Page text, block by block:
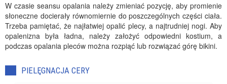
W czasie seansu opalania należy zmieniać pozycję, aby promienie
słoneczne docierały równomiernie do poszczególnych części ciała.
Trzeba pamiętać, że najłatwiej opalić plecy, a najtrudniej nogi. Aby
opalenizna była ładna, należy założyć odpowiedni kostium, a
podczas opalania pleców można rozpiąć lub rozwiązać górę bikini.
PIELĘGNACJA CERY